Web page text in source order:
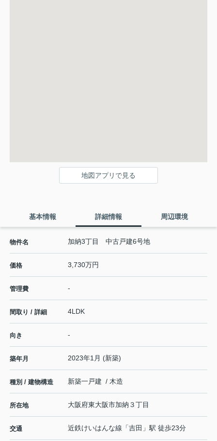
地図アプリで見る
基本情報 詳細情報 周辺環境
物件名 加納3丁目 中古戸建6号地
価格 3,730万円
管理費 -
間取り / 詳細 4LDK
向き -
築年月 2023年1月 (新築)
種別 / 建物構造 新築一戸建 / 木造
所在地 大阪府東大阪市加納 ３丁目
交通 近鉄けいはんな線 「吉田 」駅 徒歩23分